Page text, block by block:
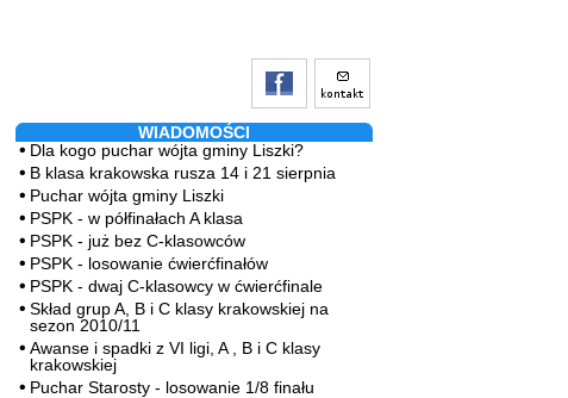
WIADOMOŚCI
Dla kogo puchar wójta gminy Liszki?
B klasa krakowska rusza 14 i 21 sierpnia
Puchar wójta gminy Liszki
PSPK - w półfinałach A klasa
PSPK - już bez C-klasowców
PSPK - losowanie ćwierćfinałów
PSPK - dwaj C-klasowcy w ćwierćfinale
Skład grup A, B i C klasy krakowskiej na
sezon 2010/11
Awanse i spadki z VI ligi, A , B i C klasy
krakowskiej
Puchar Starosty - losowanie 1/8 finału